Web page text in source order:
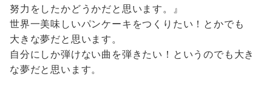
努力をしたかどうかだと思います。』
世界一美味しいパンケーキをつくりたい！とかでも
大きな夢だと思います。
自分にしか弾けない曲を弾きたい！というのでも大き
な夢だと思います。